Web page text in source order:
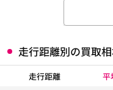
走行距離別の買取
走行距離 平